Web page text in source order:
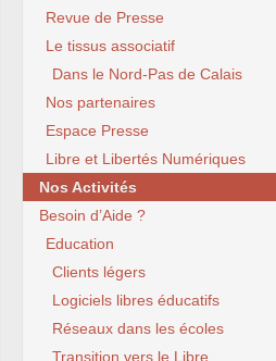
Revue de Presse
Le tissus associatif
Dans le Nord-Pas de Calais
Nos partenaires
Espace Presse
Libre et Libertés Numériques
Nos Activités
Besoin d’Aide ?
Education
Clients légers
Logiciels libres éducatifs
Réseaux dans les écoles
Transition vers le Libre...